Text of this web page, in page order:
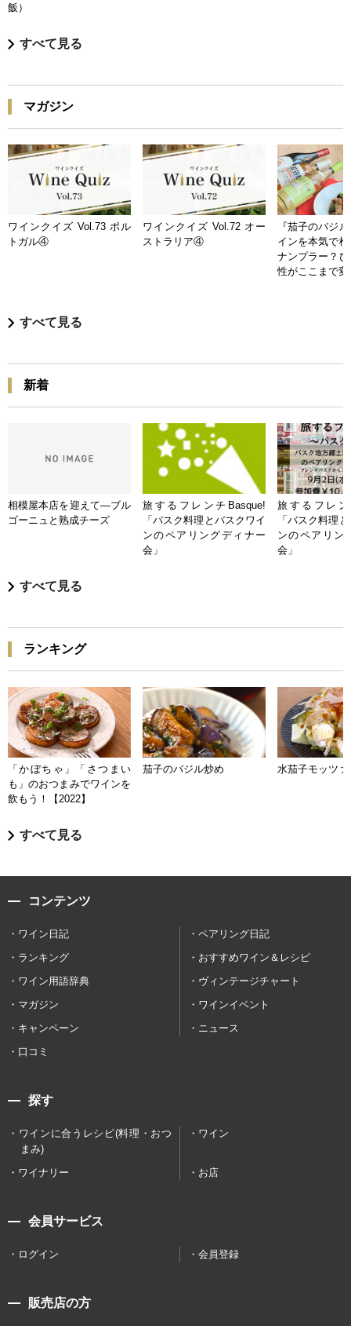
飯）
すべて見る
マガジン
ワインクイズ Vol.73 ポル
トガル④
ワインクイズ Vol.72 オー
ストラリア④
『茄子のバジ
インを本気で
ナンプラー？
性がここまで
すべて見る
新着
相模屋本店を迎えて―ブル
ゴーニュと熟成チーズ
旅するフレンチBasque!
「バスク料理とバスクワイ
ンのペアリングディナー
会」
旅するフレン
「バスク料理
ンのペアリン
会」
すべて見る
ランキング
「かぼちゃ」「さつまい
も」のおつまみでワインを
飲もう！【2022】
茄子のバジル炒め 水茄子モッツァ
すべて見る
コンテンツ
ワイン日記
ペアリング日記
ランキング
おすすめワイン＆レシピ
ワイン用語辞典
ヴィンテージチャート
マガジン
ワインイベント
キャンペーン
ニュース
口コミ
探す
ワインに合うレシピ(料理・おつ
まみ)
ワイン
ワイナリー お店
会員サービス
ログイン 会員登録
販売店の方